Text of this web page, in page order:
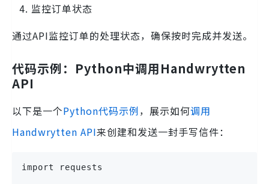
监控订单状态
通过API监控订单的处理状态，确保按时完成并发送。
代码示例：Python中调用Handwrytten
API
以下是一个Python代码示例，展示如何调用
Handwrytten API来创建和发送一封手写信件：
import requests